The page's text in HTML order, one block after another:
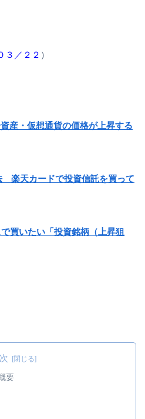
３／２２ ）
産・仮想通貨の価格が上昇する
楽天カードで投資信託を買って
買いたい「投資銘柄（上昇狙
要